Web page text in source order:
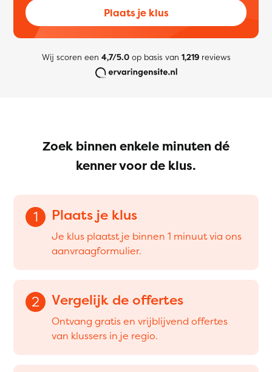
Plaats je klus
Wij scoren een 4,7/5.0op basis van 1,219reviews
Zoek binnen enkele minuten dé
kenner voor de klus.
1 Plaats je klus
Je klus plaatst je binnen 1 minuut via ons
aanvraagformulier.
2 Vergelijk de offertes
Ontvang gratis en vrijblijvend offertes
van klussers in je regio.